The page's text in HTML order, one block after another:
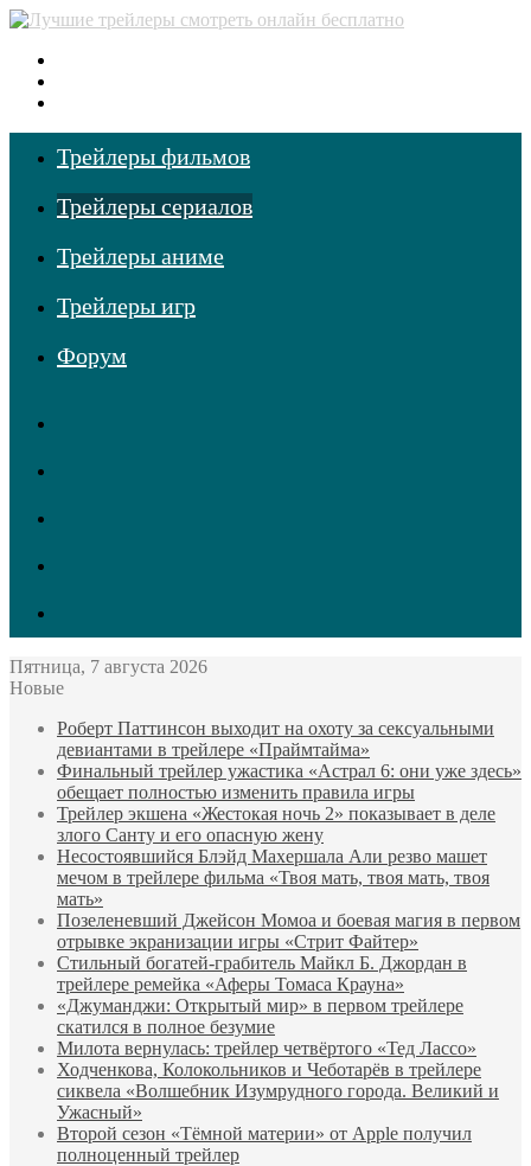
Трейлеры фильмов
Трейлеры сериалов
Трейлеры аниме
Трейлеры игр
Форум
Пятница, 7 августа 2026
Новые
Роберт Паттинсон выходит на охоту за сексуальными
девиантами в трейлере «Праймтайма»
Финальный трейлер ужастика «Астрал 6: они уже здесь»
обещает полностью изменить правила игры
Трейлер экшена «Жестокая ночь 2» показывает в деле
злого Санту и его опасную жену
Несостоявшийся Блэйд Махершала Али резво машет
мечом в трейлере фильма «Твоя мать, твоя мать, твоя
мать»
Позеленевший Джейсон Момоа и боевая магия в первом
отрывке экранизации игры «Стрит Файтер»
Стильный богатей-грабитель Майкл Б. Джордан в
трейлере ремейка «Аферы Томаса Крауна»
«Джуманджи: Открытый мир» в первом трейлере
скатился в полное безумие
Милота вернулась: трейлер четвёртого «Тед Лассо»
Ходченкова, Колокольников и Чеботарёв в трейлере
сиквела «Волшебник Изумрудного города. Великий и
Ужасный»
Второй сезон «Тёмной материи» от Apple получил
полноценный трейлер